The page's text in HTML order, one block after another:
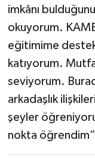
imkânı
okuyorum.
eğitimime
katıyorum.
seviyorum.
arkadaşlık
şeyler
nokta